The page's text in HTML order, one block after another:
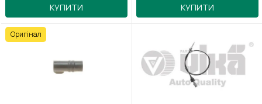
КУПИТИ КУПИТИ
Оригінал